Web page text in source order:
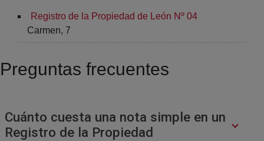
Registro de la Propiedad de León Nº 04
Carmen, 7
Preguntas frecuentes
Cuánto cuesta una nota simple en un
Registro de la Propiedad